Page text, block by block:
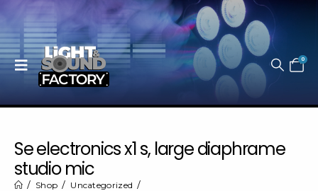
0
Se electronics x1 s, large diaphrame
studio mic
Shop
Uncategorized